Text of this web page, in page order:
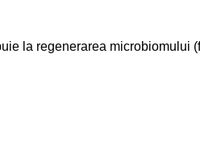
la regenerarea